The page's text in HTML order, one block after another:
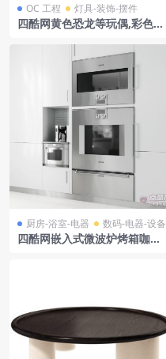
OC 工程 灯具-装饰-摆件
四酷网黄色恐龙等玩偶,彩色包
厨房-浴室-电器 数码-电器-设备
四酷网嵌入式微波炉烤箱咖啡